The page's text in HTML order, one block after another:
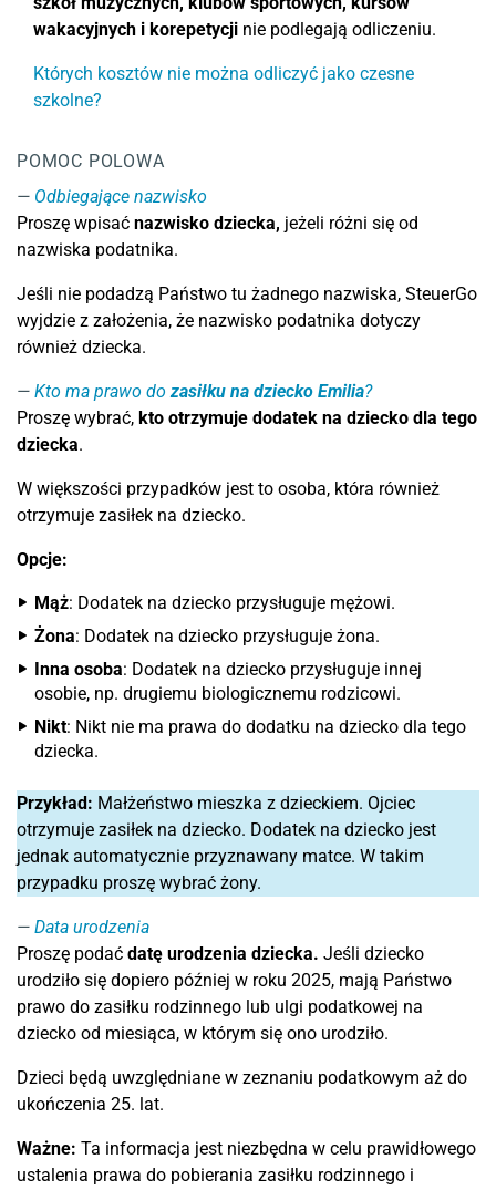
wakacyjnych i korepetycji nie podlegają odliczeniu.
Których kosztów nie można odliczyć jako czesne
szkolne?
POMOC POLOWA
Odbiegające nazwisko
Proszę wpisać nazwisko dziecka, jeżeli różni się od
nazwiska podatnika.
Jeśli nie podadzą Państwo tu żadnego nazwiska, SteuerGo
wyjdzie z założenia, że nazwisko podatnika dotyczy
również dziecka.
Kto ma prawo dozasiłku na dziecko Emilia?
Proszę wybrać, kto otrzymuje dodatek na dziecko dla tego
dziecka.
W większości przypadków jest to osoba, która również
otrzymuje zasiłek na dziecko.
Opcje:
Mąż: Dodatek na dziecko przysługuje mężowi.
Żona: Dodatek na dziecko przysługuje żona.
Inna osoba: Dodatek na dziecko przysługuje innej
osobie, np. drugiemu biologicznemu rodzicowi.
Nikt: Nikt nie ma prawa do dodatku na dziecko dla tego
dziecka.
Przykład: Małżeństwo mieszka z dzieckiem. Ojciec
otrzymuje zasiłek na dziecko. Dodatek na dziecko jest
jednak automatycznie przyznawany matce. W takim
przypadku proszę wybrać żony.
Data urodzenia
Proszę podać datę urodzenia dziecka. Jeśli dziecko
urodziło się dopiero później w roku 2025, mają Państwo
prawo do zasiłku rodzinnego lub ulgi podatkowej na
dziecko od miesiąca, w którym się ono urodziło.
Dzieci będą uwzględniane w zeznaniu podatkowym aż do
ukończenia 25. lat.
Ważne: Ta informacja jest niezbędna w celu prawidłowego
ustalenia prawa do pobierania zasiłku rodzinnego i